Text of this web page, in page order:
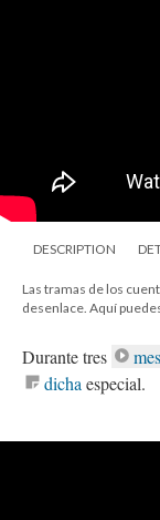
DESCRIPTION
Las tramas de los
desenlace. Aquí
Durante tres
dichaespecial.